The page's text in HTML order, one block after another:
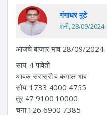
गंगाधर मुटे
शनी, 28/09/2024
आजचे बाजार भाव 28/09/2024
सायं. 4 पावेतो
आवक सरासरी व कमाल भाव
सोया 1733 4000 4755
तुर 47 9100 10000
चना 126 6900 7385